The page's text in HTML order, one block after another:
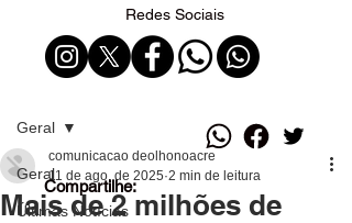
Redes Sociais
Geral
Últimas Notícias
Geral
Mais de 2 milhões de
comunicacao deolhonoacre
11 de ago. de 2025 2 min de leitura
Compartilhe: